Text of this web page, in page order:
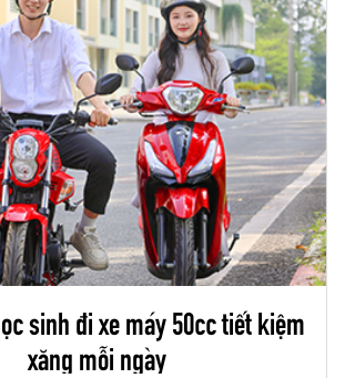
sinh đi xe máy 50cc tiết kiệm
xăng mỗi ngày